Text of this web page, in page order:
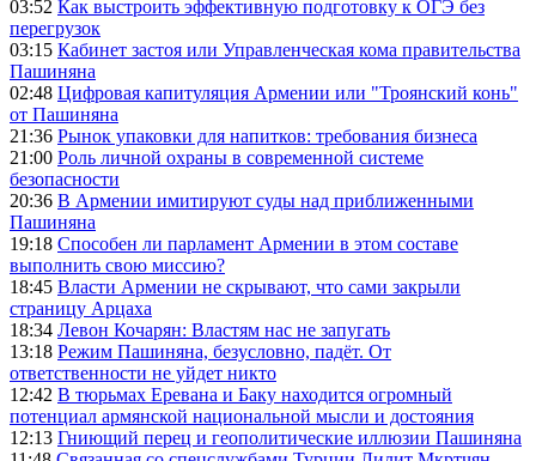
03:52 Как выстроить эффективную подготовку к ОГЭ без
перегрузок
03:15 Кабинет застоя или Управленческая кома правительства
Пашиняна
02:48 Цифровая капитуляция Армении или "Троянский конь"
от Пашиняна
21:36 Рынок упаковки для напитков: требования бизнеса
21:00 Роль личной охраны в современной системе
безопасности
20:36 В Армении имитируют суды над приближенными
Пашиняна
19:18 Способен ли парламент Армении в этом составе
выполнить свою миссию?
18:45 Власти Армении не скрывают, что сами закрыли
страницу Арцаха
18:34 Левон Кочарян: Властям нас не запугать
13:18 Режим Пашиняна, безусловно, падёт. От
ответственности не уйдет никто
12:42 В тюрьмах Еревана и Баку находится огромный
потенциал армянской национальной мысли и достояния
12:13 Гниющий перец и геополитические иллюзии Пашиняна